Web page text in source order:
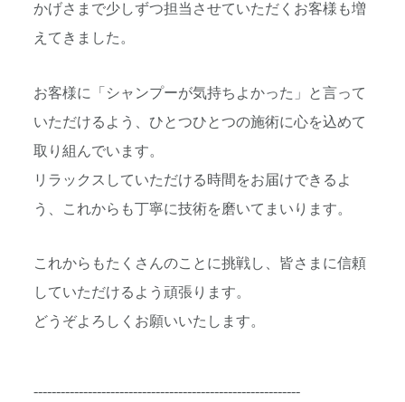
かげさまで少しずつ担当させていただくお客様も増
えてきました。
お客様に「シャンプーが気持ちよかった」と言って
いただけるよう、ひとつひとつの施術に心を込めて
取り組んでいます。
リラックスしていただける時間をお届けできるよ
う、これからも丁寧に技術を磨いてまいります。
これからもたくさんのことに挑戦し、皆さまに信頼
していただけるよう頑張ります。
どうぞよろしくお願いいたします。
-----------------------------------------------------------